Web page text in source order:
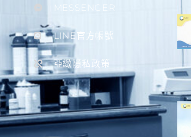
MESSENGER
LINE官方帳號
亞緻隱私政策